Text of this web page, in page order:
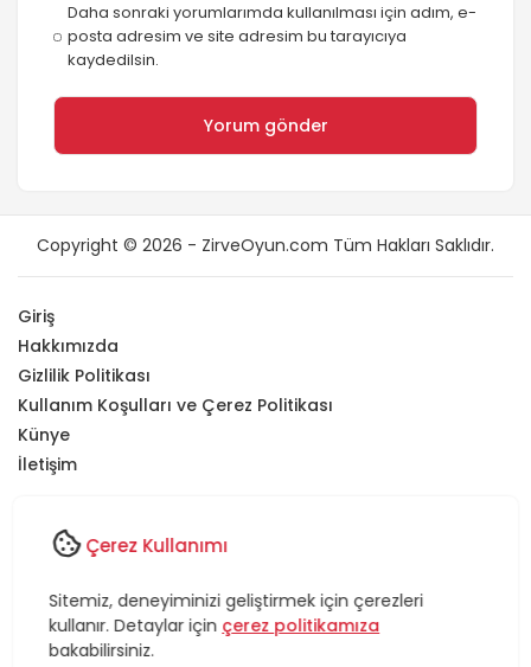
Daha sonraki yorumlarımda kullanılması için adım, e-
posta adresim ve site adresim bu tarayıcıya
kaydedilsin.
Copyright © 2026 - ZirveOyun.com Tüm Hakları Saklıdır.
Giriş
Hakkımızda
Gizlilik Politikası
Kullanım Koşulları ve Çerez Politikası
Künye
İletişim
izinsiz olarak kopyalanması, paylaşılması veya herhangi bir
şekilde kullanılmasıkesinlikle yasaktır
hakları ihlal ediyorsa,iletişimsayfamız üzerinden veya
info@zirveoyun.comadresine e-posta göndererek bizimle
iletişime geçebilirsiniz. Başvurular en geç
Çerez Kullanımı
Sitemiz, deneyiminizi geliştirmek için çerezleri
kullanır. Detaylar için çerez politikamıza
bakabilirsiniz.